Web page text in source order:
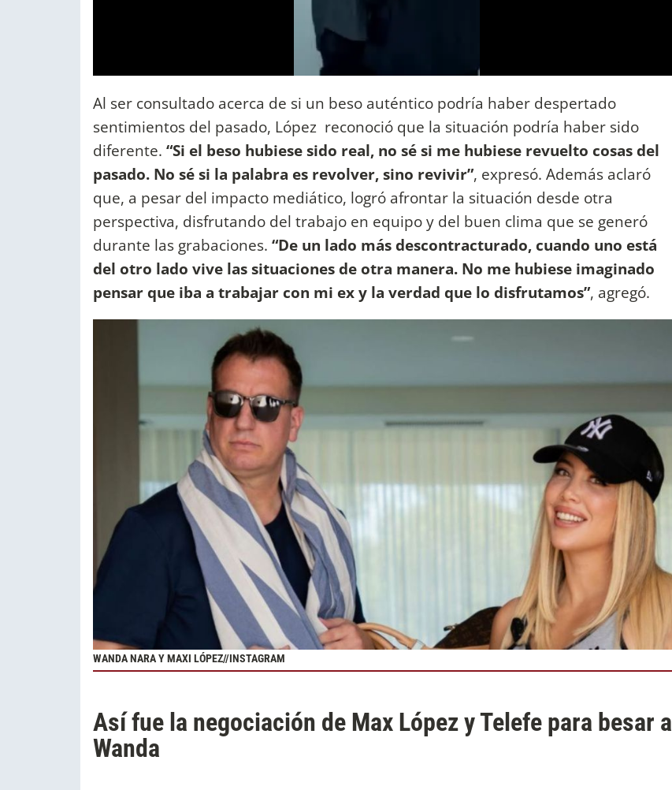
Al ser consultado acerca de si un beso auténtico podría haber despertado
sentimientos del pasado, López reconoció que la situación podría haber sido
diferente. “Si el beso hubiese sido real, no sé si me hubiese revuelto cosas del
pasado. No sé si la palabra es revolver, sino revivir”, expresó. Además aclaró
que, a pesar del impacto mediático, logró afrontar la situación desde otra
perspectiva, disfrutando del trabajo en equipo y del buen clima que se generó
durante las grabaciones. “De un lado más descontracturado, cuando uno está
del otro lado vive las situaciones de otra manera. No me hubiese imaginado
pensar que iba a trabajar con mi ex y la verdad que lo disfrutamos”, agregó.
WANDA NARA Y MAXI LÓPEZ//INSTAGRAM
Así fue la negociación de Max López y Telefe para besar a
Wanda